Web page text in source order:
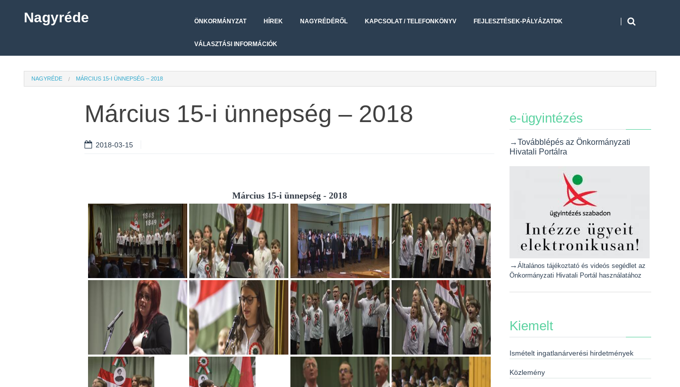
Nagyréde ÖNKORMÁNYZAT HÍREK NAGYRÉDÉRŐL KAPCSOLAT / TELEFONKÖNYV FEJLESZTÉSEK-PÁLYÁZATOK
VÁLASZTÁSI INFORMÁCIÓK
NAGYRÉDE MÁRCIUS 15-I ÜNNEPSÉG – 2018
Március 15-i ünnepség – 2018
2018-03-15
Március 15-i ünnepség - 2018
e-ügyintézés
→Továbblépés az Önkormányzati
Hivatali Portálra
→ Általános tájékoztató és videós segédlet az
Önkormányzati Hivatali Portál használatához
Kiemelt
Ismételt ingatlanárverési hirdetmények
Közlemény